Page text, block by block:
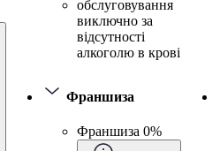
обслуговування
виключно за
відсутності
алкоголю в крові
Франшиза
Франшиза 0%